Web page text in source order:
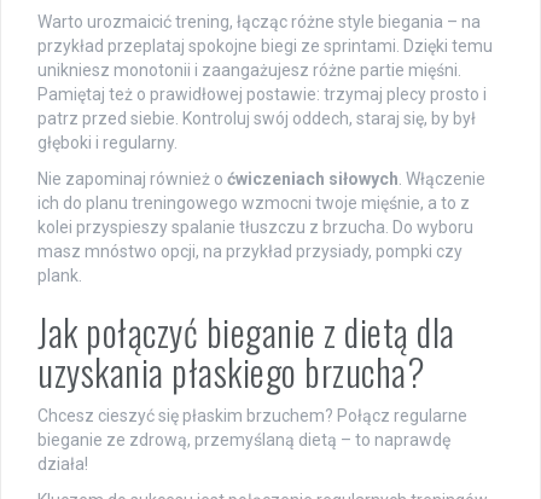
Warto urozmaicić trening, łącząc różne style biegania – na
przykład przeplataj spokojne biegi ze sprintami. Dzięki temu
unikniesz monotonii i zaangażujesz różne partie mięśni.
Pamiętaj też o prawidłowej postawie: trzymaj plecy prosto i
patrz przed siebie. Kontroluj swój oddech, staraj się, by był
głęboki i regularny.
Nie zapominaj również o ćwiczeniach siłowych . Włączenie
ich do planu treningowego wzmocni twoje mięśnie, a to z
kolei przyspieszy spalanie tłuszczu z brzucha. Do wyboru
masz mnóstwo opcji, na przykład przysiady, pompki czy
plank.
Jak połączyć bieganie z dietą dla
uzyskania płaskiego brzucha?
Chcesz cieszyć się płaskim brzuchem? Połącz regularne
bieganie ze zdrową, przemyślaną dietą – to naprawdę
działa!